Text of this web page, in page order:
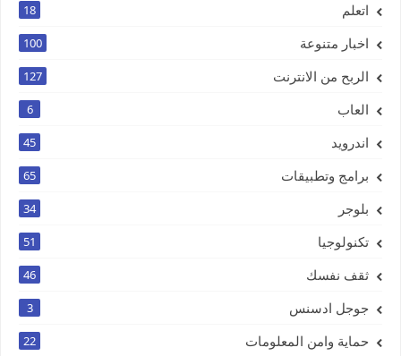
اتعلم 18
اخبار متنوعة 100
الربح من الانترنت 127
العاب 6
اندرويد 45
برامج وتطبيقات 65
بلوجر 34
تكنولوجيا 51
ثقف نفسك 46
جوجل ادسنس 3
حماية وامن المعلومات 22